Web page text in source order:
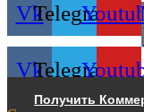
VkTelegram
VkTelegram
Получить